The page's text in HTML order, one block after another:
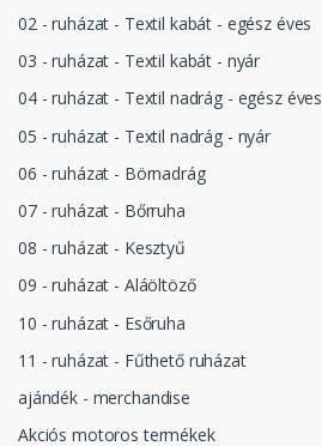
02 - ruházat - Textil kabát - egész éves
03 - ruházat - Textil kabát - nyár
04 - ruházat - Textil nadrág - egész éves
05 - ruházat - Textil nadrág - nyár
06 - ruházat - Börnadrág
07 - ruházat - Bőrruha
08 - ruházat - Kesztyű
09 - ruházat - Aláöltöző
10 - ruházat - Esőruha
11 - ruházat - Fűthető ruházat
ajándék - merchandise
Akciós motoros termékek